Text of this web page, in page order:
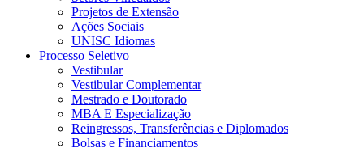
Projetos de Extensão
Ações Sociais
UNISC Idiomas
Processo Seletivo
Vestibular
Vestibular Complementar
Mestrado e Doutorado
MBA E Especialização
Reingressos, Transferências e Diplomados
Bolsas e Financiamentos